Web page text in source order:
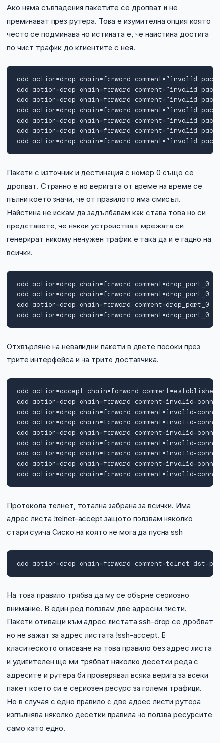
Ако няма съвпадения пакетите се дропват и не
преминават през рутера. Това е изумителна опция която
често се подминава но истината е, че найстина достига
по чист трафик до клиентите с нея.
add action=drop chain=forward comment="invalid
add action=drop chain=forward comment="invalid
add action=drop chain=forward comment="invalid
add action=drop chain=forward comment="invalid
add action=drop chain=forward comment="invalid
add action=drop chain=forward comment="invalid
add action=drop chain=forward comment="invalid
Пакети с източник и дестинация с номер 0 също се
дропват. Странно е но веригата от време на време се
пълни което значи, че от правилото има смисъл.
Найстина не искам да задълбавам как става това но си
представете, че някои устроиства в мрежата си
генерират никому ненужен трафик е така да и е гадно на
всички.
add action=drop chain=forward
add action=drop chain=forward
add action=drop chain=forward comment=drop_port_0
add action=drop chain=forward comment=drop_port_0
Отхвърляне на невалидни пакети в двете посоки през
трите интерфейса и на трите доставчика.
add action=accept chain=forward
add action=drop chain=forward comment=invalid-
add action=drop chain=forward comment=invalid-
add action=drop chain=forward comment=invalid-
add action=drop chain=forward comment=invalid-
add action=drop chain=forward comment=invalid-
add action=drop chain=forward comment=invalid-
add action=drop chain=forward comment=invalid-
add action=drop chain=forward comment=invalid-
Протокола телнет, тотална забрана за всички. Има
адрес листа !telnet-accept защото ползвам няколко
стари суича Сиско на която не мога да пусна ssh
add action=drop chain=forward comment=telnet
На това правило трябва да му се обърне сериозно
внимание. В един ред ползвам две адресни листи.
Пакети отиващи към адрес листата ssh-drop се дробват
но не важат за адрес листата !ssh-accept. В
класическото описване на това правило без адрес листа
и удивителен ще ми трябват няколко десетки реда с
адресите и рутера би проверявал всяка верига за всеки
пакет което си е сериозен ресурс за големи трафици.
Но в случая с едно правило с две адрес листи рутера
изпълнява няколко десетки правила но ползва ресурсите
само като едно.